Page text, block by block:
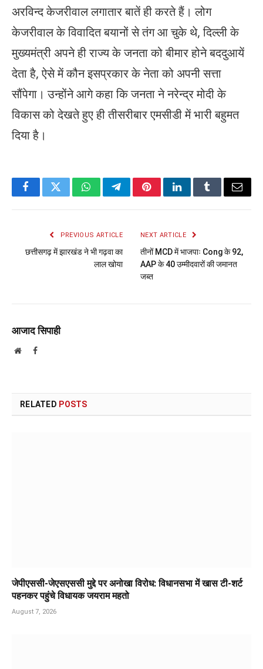
अरविन्द केजरीवाल लगातार बातें ही करते हैं। लोग
केजरीवाल के विवादित बयानों से तंग आ चुके थे, दिल्ली के
मुख्यमंत्री अपने ही राज्य के जनता को बीमार होने बददुआयें
देता है, ऐसे में कौन इसप्रकार के नेता को अपनी सत्ता
सौंपेगा। उन्होंने आगे कहा कि जनता ने नरेन्द्र मोदी के
विकास को देखते हुए ही तीसरीबार एमसीडी में भारी बहुमत
दिया है।
FacebookTwitterWhatsAppTelegramPinterestLinkedInTumblrEmail
PREVIOUS ARTICLE
छत्तीसगढ़ में झारखंड ने भी गढ़वा का
लाल खोया
NEXT ARTICLE
तीनों MCD में भाजपाः Cong के 92,
AAP के 40 उम्मीदवारों की जमानत
जब्त
आजाद सिपाही
WebsiteFacebook
RELATED POSTS
जेपीएससी-जेएसएससी मुद्दे पर अनोखा विरोध: विधानसभा में खास टी-शर्ट
पहनकर पहुंचे विधायक जयराम महतो
August 7, 2026